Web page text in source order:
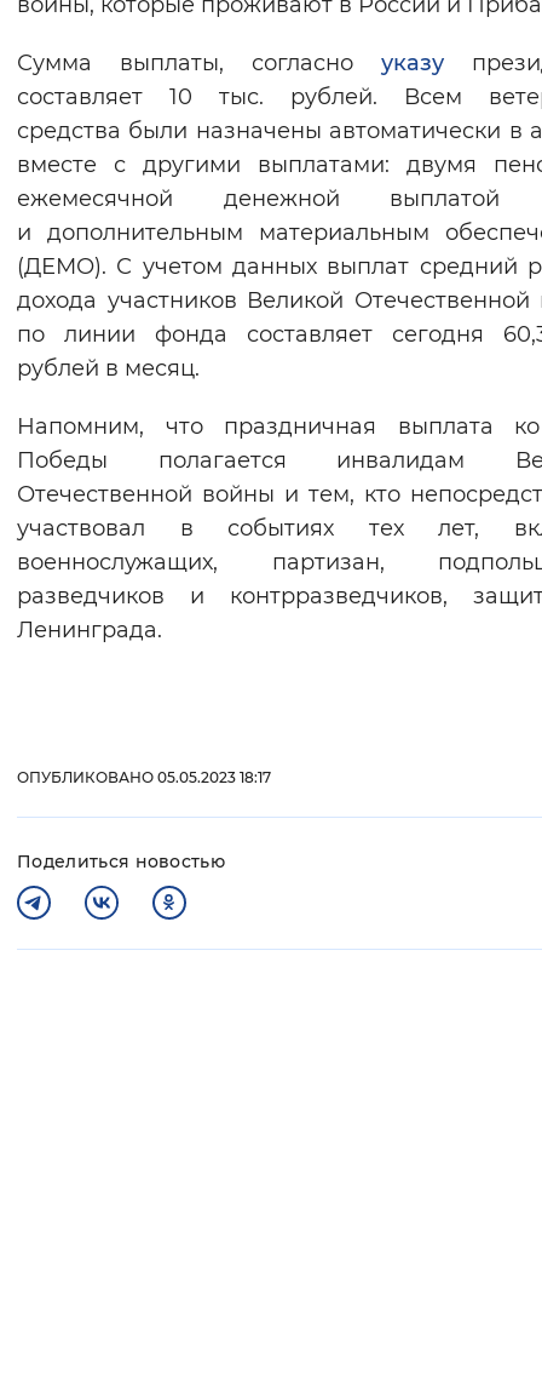
Изображения
Включены Выключены
Звуковой ассистент
Воспроизвести Остановить
Сумма выплаты, согласно указу
составляет 10 тыс. рублей. Всем
средства были назначены автоматически в
вместе с другими выплатами: двумя
ежемесячной денежной выплатой
и дополнительным материальным
(ДЕМО). С учетом данных выплат средний
дохода участников Великой
по линии фонда составляет сегодня
рублей в месяц.
Напомним, что праздничная выплата
Победы полагается инвалидам
Отечественной войны и тем, кто
участвовал в событиях тех лет,
военнослужащих, партизан,
разведчиков и контрразведчиков,
Ленинграда.
ОПУБЛИКОВАНО 05.05.2023 18:17
Поделиться новостью